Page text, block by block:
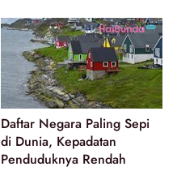
Daftar Negara Paling Sepi
di Dunia, Kepadatan
Penduduknya Rendah